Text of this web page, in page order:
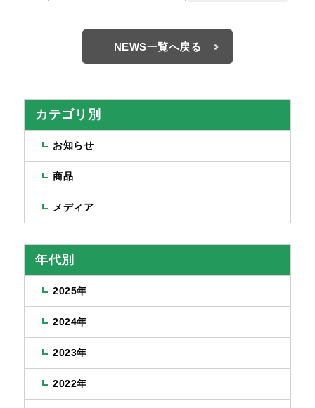
NEWS一覧へ戻る
カテゴリ別
お知らせ
商品
メディア
年代別
2025年
2024年
2023年
2022年